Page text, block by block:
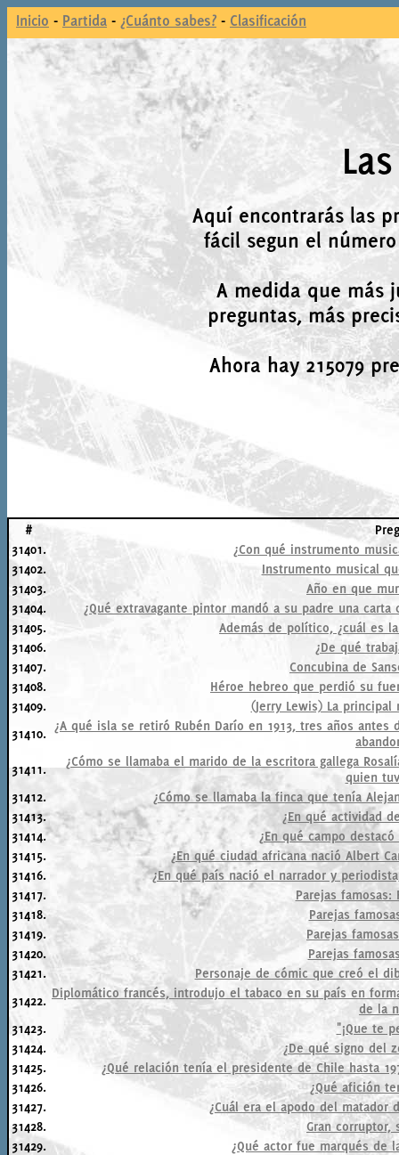
Inicio - Partida - ¿Cuánto sabes? - Clasificación
Aquí encontrarás las
fácil segun el
A medida que más
preguntas, más
Ahora hay 215079
#
31401.
¿Con qué instrumento
31402.
Instrumento musical
31403.
Año en que
31404.
¿Qué extravagante pintor mandó a su padre una
31405.
Además de político, ¿cuál es
31406.
¿De qué
31407.
Concubina de
31408.
Héroe hebreo que perdió su
31409.
(Jerry Lewis) La
31410. ¿A qué isla se retiró Rubén Darío en 1913, tres años
31411.
¿Cómo se llamaba el marido de la escritora gallega
quien
31412.
¿Cómo se llamaba la finca que tenía
31413.
¿En qué actividad
31414.
¿En qué campo
31415.
¿En qué ciudad africana nació Albert
31416.
¿En qué país nació el narrador y
31417.
Parejas
31418.
Parejas
31419.
Parejas
31420.
Parejas
31421.
Personaje de cómic que creó el
31422. Diplomático francés, introdujo el tabaco en su país en
de la
31423.
"¡Que te
31424.
¿De qué signo del
31425.
¿Qué relación tenía el presidente de Chile hasta
31426.
¿Qué afición
31427.
¿Cuál era el apodo del matador
31428.
Gran corruptor,
31429.
¿Qué actor fue marqués de